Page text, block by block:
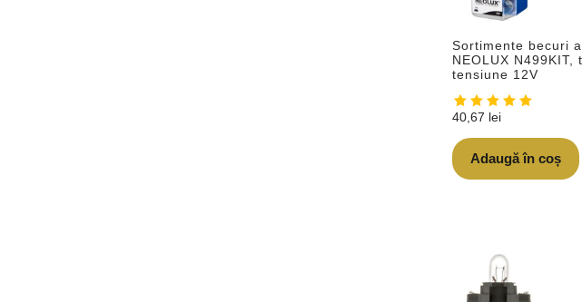
Sortimente becuri
NEOLUX N499KIT,
tensiune 12V
40,67 lei
Adaugă în coș